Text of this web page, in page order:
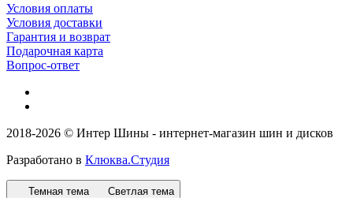
Условия оплаты
Условия доставки
Гарантия и возврат
Подарочная карта
Вопрос-ответ
2018-2026 © Интер Шины - интернет-магазин шин и дисков
Разработано в Клюква.Студия
Темная тема Светлая тема